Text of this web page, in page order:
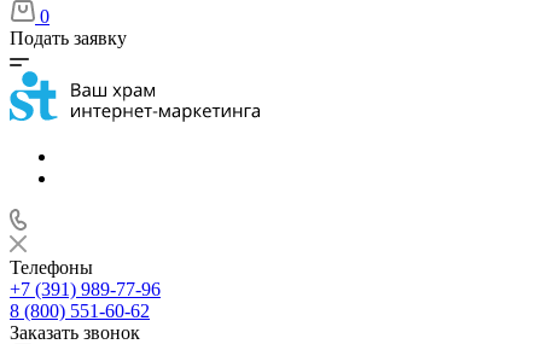
0
Подать заявку
Телефоны
+7 (391) 989-77-96
8 (800) 551-60-62
Заказать звонок